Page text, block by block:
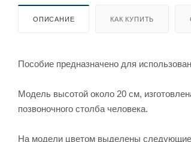
ОПИСАНИЕ КАК КУПИТЬ
Пособие предназначено для
Модель высотой около 20 см,
позвоночного столба человека.
На модели цветом выделены следующие